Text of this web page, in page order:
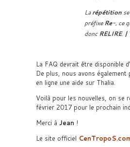
Larépétition
préfixeRe-, ce
doncRELIRE. |
La FAQ devrait être disponible
De plus, nous avons également
en ligne une aide sur Thalia.
Voilà pour les nouvelles, on se
février 2017 pour le prochain
Merci à Jean !
Le site officiel